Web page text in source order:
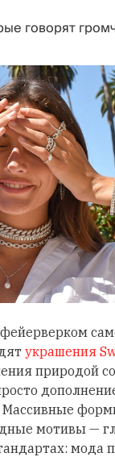
украшения
природой
Массивные
мотивы —
мода